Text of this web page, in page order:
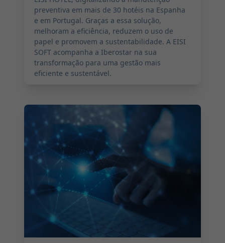
preventiva em mais de 30 hotéis na Espanha
e em Portugal. Graças a essa solução,
melhoram a eficiência, reduzem o uso de
papel e promovem a sustentabilidade. A EISI
SOFT acompanha a Iberostar na sua
transformação para uma gestão mais
eficiente e sustentável.
2025-03-15 11:00:00